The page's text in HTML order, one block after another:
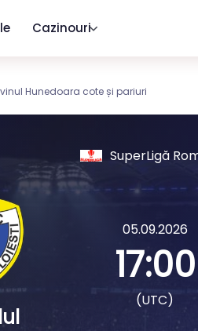
Cazinouri
Hunedoara cote și pariuri
SuperLigă
05.09.2026
17:00
(UTC)